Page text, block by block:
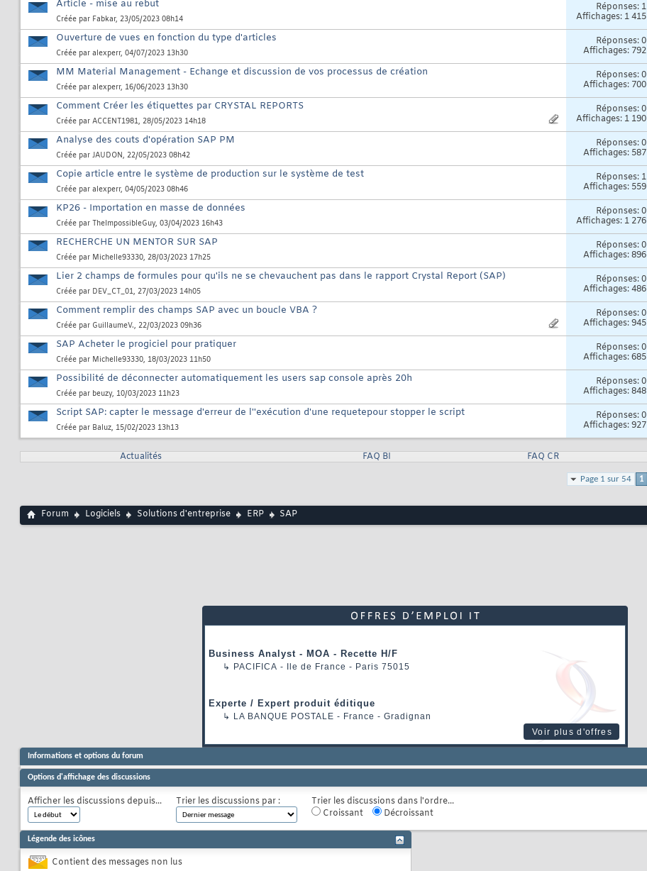
Article - mise au rebut
Créée par Fabkar, 23/05/2023 08h14
Réponses: 1
Affichages: 1 415
Ouverture de vues en fonction du type d'articles
Créée par alexperr, 04/07/2023 13h30
Réponses:0
Affichages: 792
MM Material Management - Echange et discussion de vos processus de création
Créée par alexperr, 16/06/2023 13h30
Réponses:0
Affichages: 700
Comment Créer les étiquettes par CRYSTAL REPORTS
Créée par ACCENT1981, 28/05/2023 14h18
Réponses:0
Affichages: 1 190
Analyse des couts d'opération SAP PM
Créée par JAUDON, 22/05/2023 08h42
Réponses:0
Affichages: 587
Copie article entre le système de production sur le système de test
Créée par alexperr, 04/05/2023 08h46
Réponses: 1
Affichages: 559
KP26 - Importation en masse de données
Créée par TheImpossibleGuy, 03/04/2023 16h43
Réponses:0
Affichages: 1 276
RECHERCHE UN MENTOR SUR SAP
Créée par Michelle93330, 28/03/2023 17h25
Réponses:0
Affichages: 896
Lier 2 champs de formules pour qu'ils ne se chevauchent pas dans le rapport Crystal Report (SAP)
Créée par DEV_CT_01, 27/03/2023 14h05
Réponses:0
Affichages: 486
Comment remplir des champs SAP avec un boucle VBA ?
Créée par GuillaumeV., 22/03/2023 09h36
Réponses:0
Affichages: 945
SAP Acheter le progiciel pour pratiquer
Créée par Michelle93330, 18/03/2023 11h50
Réponses:0
Affichages: 685
Possibilité de déconnecter automatiquement les users sap console après 20h
Créée par beuzy, 10/03/2023 11h23
Réponses:0
Affichages: 848
Script SAP: capter le message d'erreur de l''exécution d'une requetepour stopper le script
Créée par Baluz, 15/02/2023 13h13
Réponses:0
Affichages: 927
Actualités FAQ BI FAQ CR
Page 1 sur 54 1
Forum Logiciels Solutions d'entreprise ERP SAP
Business Analyst - MOA - Recette H/F
↳ PACIFICA - Ile de France - Paris 75015
Experte / Expert produit éditique
↳ LA BANQUE POSTALE - France - Gradignan
Voir plus d'offres
Informations et options du forum
Options d'affichage des discussions
Afficher les discussions depuis... Trier les discussions par :
Trier les discussions dans l'ordre...
Croissant
Décroissant
Légende des icônes
Contient des messages non lus